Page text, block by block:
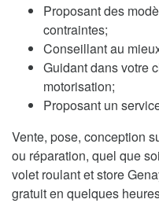
Proposant des
contraintes;
Conseillant au
Guidant dans votre
motorisation;
Proposant un
Vente, pose, conception
ou réparation, quel que
volet roulant et store
gratuit en quelques